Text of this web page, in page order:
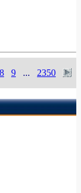
8 9 ... 2350